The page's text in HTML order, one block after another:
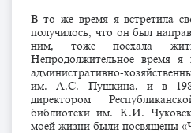
В то же время я встретила
получилось, что он был
ним, тоже поехала
Непродолжительное время я
административно-
им. А.С. Пушкина, и в
директором
библиотеки им. К.И.
моей жизни были посвящены